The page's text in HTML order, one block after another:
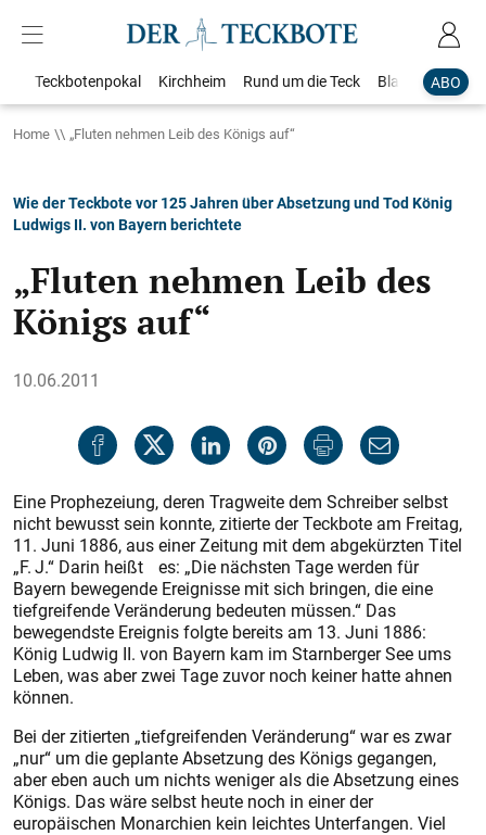
ABO
Teckbotenpokal Kirchheim Rund um die Teck Blaulicht
Home „Fluten nehmen Leib des Königs auf“
Wie der Teckbote vor 125 Jahren über Absetzung und Tod König
Ludwigs II. von Bayern berichtete
„Fluten nehmen Leib des
Königs auf“
10.06.2011
Eine Prophezeiung, deren Tragweite dem Schreiber selbst
nicht bewusst sein konnte, zitierte der Teckbote am Freitag,
11. Juni 1886, aus einer Zeitung mit dem abgekürzten Titel
„F. J.“ Darin heißt es: „Die nächsten Tage werden für
Bayern bewegende Ereignisse mit sich bringen, die eine
tiefgreifende Veränderung bedeuten müssen.“ Das
bewegendste Ereignis folgte bereits am 13. Juni 1886:
König Ludwig II. von Bayern kam im Starnberger See ums
Leben, was aber zwei Tage zuvor noch keiner hatte ahnen
können.
Bei der zitierten „tiefgreifenden Veränderung“ war es zwar
„nur“ um die geplante Absetzung des Königs gegangen,
aber eben auch um nichts weniger als die Absetzung eines
Königs. Das wäre selbst heute noch in einer der
europäischen Monarchien kein leichtes Unterfangen. Viel